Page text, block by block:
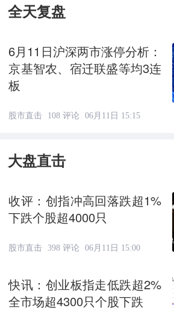
全天复盘
6月11日沪深两市涨停分析：
京基智农、宿迁联盛等均3连
板
股市直击 108 评论 06月11日 15:15
大盘直击
收评：创指冲高回落跌超1%
下跌个股超4000只
股市直击 398 评论 06月11日 15:00
快讯：创业板指走低跌超2%
全市场超4300只个股下跌